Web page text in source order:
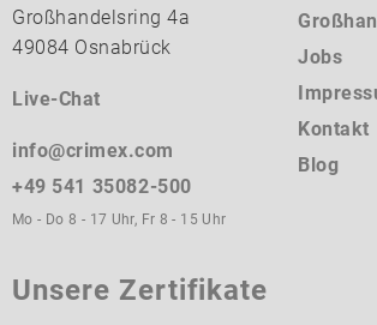
Großhandelsring 4a
49084 Osnabrück
Live-Chat
info@crimex.com
+49 541 35082-500
Mo - Do 8 - 17 Uhr, Fr 8 - 15 Uhr
Jobs
Kontakt
Blog
Unsere Zertifikate